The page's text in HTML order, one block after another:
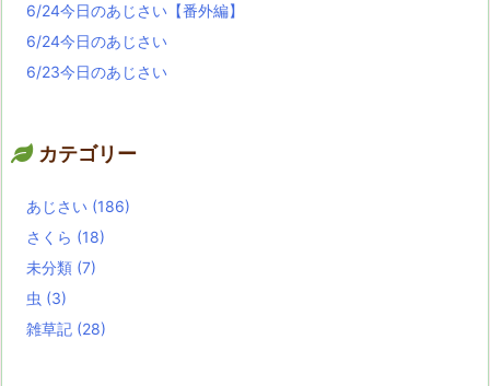
6/24今日のあじさい【番外編】
6/24今日のあじさい
6/23今日のあじさい
カテゴリー
あじさい (186)
さくら (18)
未分類 (7)
虫 (3)
雑草記 (28)